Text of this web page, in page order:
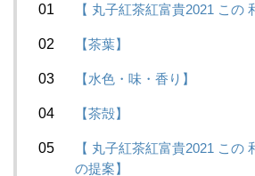
【 丸子紅茶紅富貴2021 この
【茶葉】
【水色・味・香り】
【茶殻】
【 丸子紅茶紅富貴2021 この
の提案】